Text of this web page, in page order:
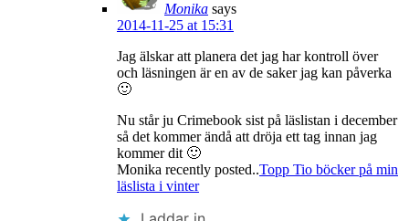
Monika says
2014-11-25 at 15:31
Jag älskar att planera det jag har kontroll över
och läsningen är en av de saker jag kan påverka
🙂
Nu står ju Crimebook sist på läslistan i december
så det kommer ändå att dröja ett tag innan jag
kommer dit 🙂
Monika recently posted..Topp Tio böcker på min
läslista i vinter